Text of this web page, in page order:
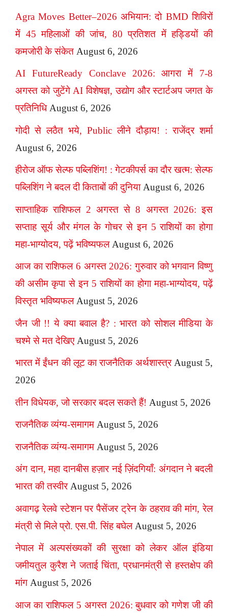
Agra Moves Better–2026 अभियान: दो BMD शिविरों
में 45 महिलाओं की जांच, 80 प्रतिशत में हड्डियों की
कमजोरी के संकेत August 6, 2026
AI FutureReady Conclave 2026: आगरा में 7-8
अगस्त को जुटेंगे AI विशेषज्ञ, उद्योग और स्टार्टअप जगत के
प्रतिनिधि August 6, 2026
गोदी से लठैत भये, Public लीने दौड़ाय! : राजेंद्र शर्मा
August 6, 2026
हीरोज ऑफ सेल्फ पब्लिशिंग! : गेटकीपर्स का दौर खत्म: सेल्फ
पब्लिशिंग ने बदल दी किताबों की दुनिया August 6, 2026
साप्ताहिक राशिफल 2 अगस्त से 8 अगस्त 2026: इस
सप्ताह सूर्य और मंगल के गोचर से इन 5 राशियों का होगा
महा-भाग्योदय, पढ़ें भविष्यफल August 6, 2026
आज का राशिफल 6 अगस्त 2026: गुरुवार को भगवान विष्णु
की असीम कृपा से इन 5 राशियों का होगा महा-भाग्योदय, पढ़ें
विस्तृत भविष्यफल August 5, 2026
जैन जी !! ये क्या बवाल है? : भारत को सोशल मीडिया के
चश्मे से मत देखिए August 5, 2026
भारत में ईंधन की लूट का राजनैतिक अर्थशास्त्र August 5,
2026
तीन विधेयक, जो सरकार बदल सकते हैं! August 5, 2026
राजनैतिक व्यंग्य-समागम August 5, 2026
राजनैतिक व्यंग्य-समागम August 5, 2026
अंग दान, महा दानबीस हज़ार नई ज़िंदगियाँ: अंगदान ने बदली
भारत की तस्वीर August 5, 2026
अवागढ़ रेलवे स्टेशन पर पैसेंजर ट्रेन के ठहराव की मांग, रेल
मंत्री से मिले प्रो. एस.पी. सिंह बघेल August 5, 2026
नेपाल में अल्पसंख्यकों की सुरक्षा को लेकर ऑल इंडिया
जमीयतुल कुरैश ने जताई चिंता, प्रधानमंत्री से हस्तक्षेप की
मांग August 5, 2026
आज का राशिफल 5 अगस्त 2026: बुधवार को गणेश जी की